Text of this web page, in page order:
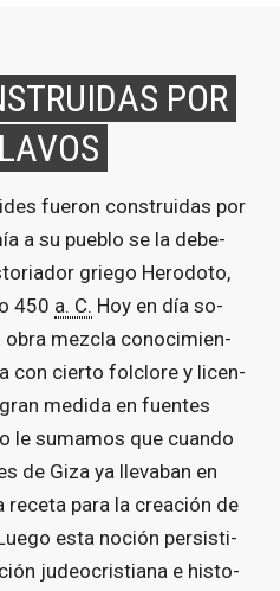
POR
fue­ron cons­trui­das por
a su pue­blo se la de­be­
grie­go He­ro­do­to,
450 a. C. Hoy en día so­
obra mez­cla co­no­ci­mien­
con cier­to fol­clo­re y li­cen­
me­di­da en fuen­tes
le su­ma­mos que cuan­do
de Gi­za ya lle­va­ban en
re­ce­ta pa­ra la crea­ción de
es­ta no­ción per­sis­ti­
ju­deo­cris­tia­na e his­to­